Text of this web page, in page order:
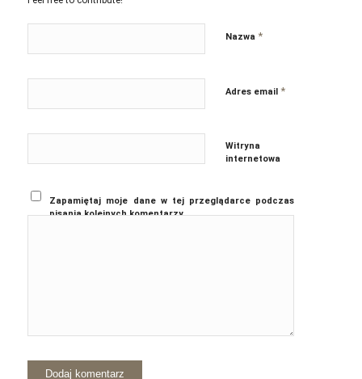
Nazwa *
Adres email *
Witryna
internetowa
Zapamiętaj moje dane w tej przeglądarce podczas
pisania kolejnych komentarzy.